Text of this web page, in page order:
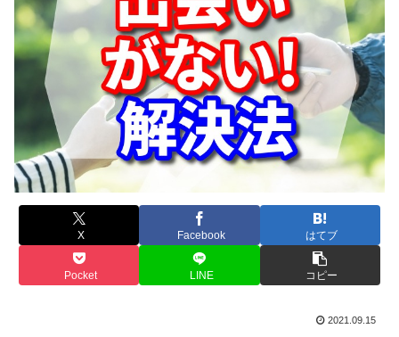
X Facebook はてブ
Pocket LINE コピー
2021.09.15